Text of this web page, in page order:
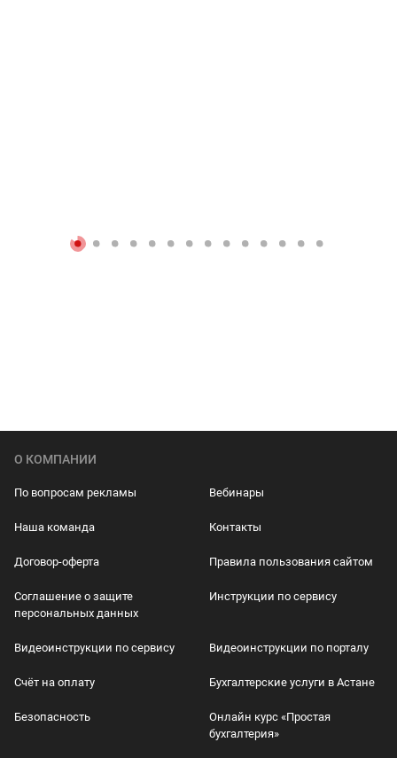
О КОМПАНИИ
По вопросам рекламы Вебинары
Наша команда Контакты
Договор-оферта Правила пользования сайтом
Соглашение о защите
персональных данных
Инструкции по сервису
Видеоинструкции по сервису Видеоинструкции по порталу
Счёт на оплату Бухгалтерские услуги в Астане
Безопасность
Онлайн курс «Простая
бухгалтерия»